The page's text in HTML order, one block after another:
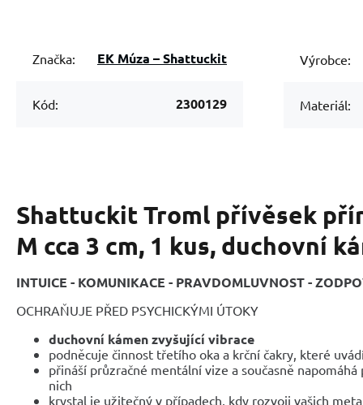
Značka: EK Múza – Shattuckit
Kód: 2300129
Výrobce:
Materiál:
Shattuckit Troml přívěsek
M cca 3 cm, 1 kus, duchovní
INTUICE - KOMUNIKACE - PRAVDOMLUVNOST -
OCHRAŇUJE PŘED PSYCHICKÝMI ÚTOKY
duchovní kámen zvyšující vibrace
podněcuje činnost třetího oka a krční čakry, které
přináší průzračné mentální vize a současně
nich
krystal je užitečný v případech, kdy rozvoji vašich